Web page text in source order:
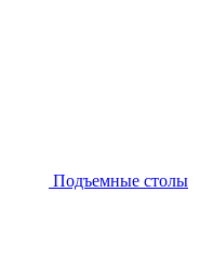
Подъемные столы